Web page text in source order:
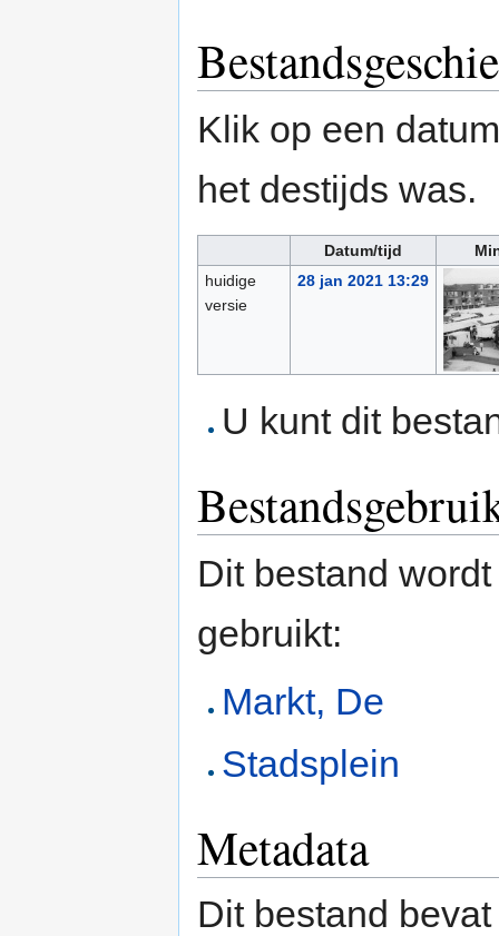
Klik op een
het destijds was.
Datum/tijd
huidige
versie
28 jan 2021 13:29
U kunt dit
Dit bestand
gebruikt:
Markt, De
Stadsplein
Metadata
Dit bestand